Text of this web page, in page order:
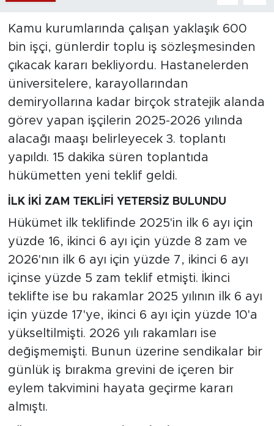
Kamu kurumlarında çalışan yaklaşık 600
bin işçi, günlerdir toplu iş sözleşmesinden
çıkacak kararı bekliyordu. Hastanelerden
üniversitelere, karayollarından
demiryollarına kadar birçok stratejik alanda
görev yapan işçilerin 2025-2026 yılında
alacağı maaşı belirleyecek 3. toplantı
yapıldı. 15 dakika süren toplantıda
hükümetten yeni teklif geldi.
İLK İKİ ZAM TEKLİFİ YETERSİZ BULUNDU
Hükümet ilk teklifinde 2025'in ilk 6 ayı için
yüzde 16, ikinci 6 ayı için yüzde 8 zam ve
2026'nın ilk 6 ayı için yüzde 7, ikinci 6 ayı
içinse yüzde 5 zam teklif etmişti. İkinci
teklifte ise bu rakamlar 2025 yılının ilk 6 ayı
için yüzde 17'ye, ikinci 6 ayı için yüzde 10'a
yükseltilmişti. 2026 yılı rakamları ise
değişmemişti. Bunun üzerine sendikalar bir
günlük iş bırakma grevini de içeren bir
eylem takvimini hayata geçirme kararı
almıştı.